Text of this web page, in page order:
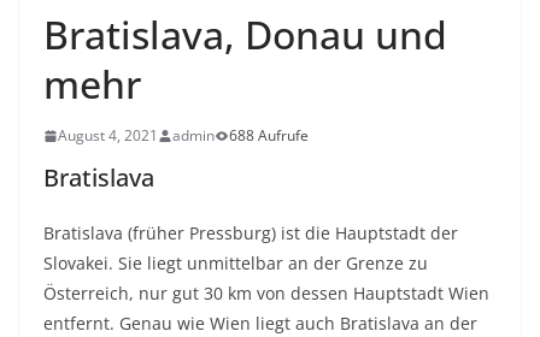
Bratislava, Donau und
mehr
August 4, 2021 admin 688 Aufrufe
Bratislava
Bratislava (früher Pressburg) ist die Hauptstadt der
Slovakei. Sie liegt unmittelbar an der Grenze zu
Österreich, nur gut 30 km von dessen Hauptstadt Wien
entfernt. Genau wie Wien liegt auch Bratislava an der